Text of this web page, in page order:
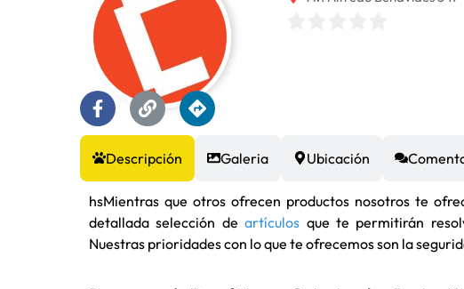
Descripción Galeria Ubicación
hsMientras que otros ofrecen productos nosotros te
detallada selección deartículos que te permitirán
Nuestras prioridades con lo que te ofrecemos son la